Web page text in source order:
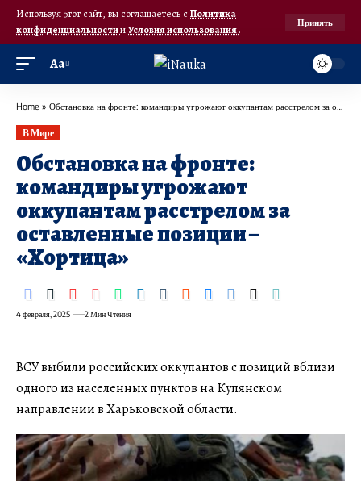
Используя этот сайт, вы соглашаетесь с Политика
конфиденциальностииУсловия использования.
Принять
Аа
Home » Обстановка на фронте: командиры угрожают оккупантам расстрелом за оставленные позиции – “Хортица”
В Мире
Обстановка на фронте:
командиры угрожают
оккупантам расстрелом за
оставленные позиции –
«Хортица»
4 февраля, 2025 2 Мин Чтения
ВСУ выбили российских оккупантов с позиций вблизи
одного из населенных пунктов на Купянском
направлении в Харьковской области.